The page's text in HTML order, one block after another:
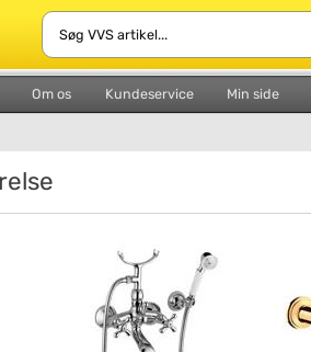
Om os Kundeservice Min side